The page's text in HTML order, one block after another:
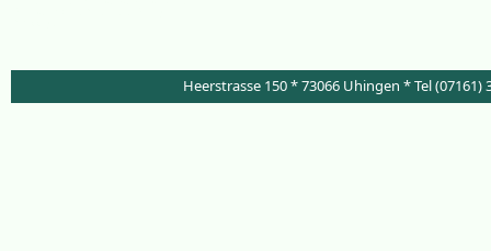
Heerstrasse 150 * 73066 Uhingen * Tel